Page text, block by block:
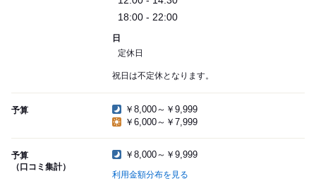
18:00 - 22:00
日
定休日
祝日は不定休となります。
予算
￥8,000～￥9,999
￥6,000～￥7,999
予算
（口コミ集計）
￥8,000～￥9,999
利用金額分布を見る